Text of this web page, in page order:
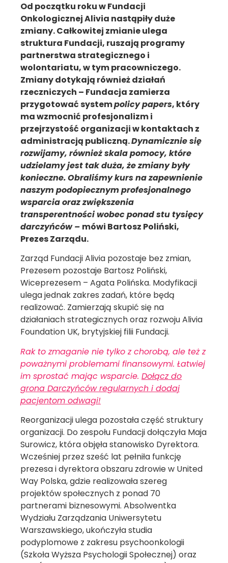
Od początku roku w Fundacji
Onkologicznej Alivia nastąpiły duże
zmiany. Całkowitej zmianie ulega
struktura Fundacji, ruszają programy
partnerstwa strategicznego i
wolontariatu, w tym pracowniczego.
Zmiany dotykają również działań
rzeczniczych – Fundacja zamierza
przygotować systempolicy papers, który
ma wzmocnić profesjonalizm i
przejrzystość organizacji w kontaktach z
administracją publiczną.Dynamicznie się
rozwijamy, również skala pomocy, które
udzielamy jest tak duża, że zmiany były
konieczne.Obraliśmy kurs na zapewnienie
naszym podopiecznym profesjonalnego
wsparcia oraz zwiększenia
transperentności wobec ponad stu tysięcy
darczyńców – mówi Bartosz Poliński,
Prezes Zarządu.
Zarząd Fundacji Alivia pozostaje bez zmian,
Prezesem pozostaje Bartosz Poliński,
Wiceprezesem – Agata Polińska. Modyfikacji
ulega jednak zakres zadań, które będą
realizować. Zamierzają skupić się na
działaniach strategicznych oraz rozwoju Alivia
Foundation UK, brytyjskiej filii Fundacji.
Rak to zmaganie nie tylko z chorobą, ale też z
poważnymi problemami finansowymi. Łatwiej
im sprostać mając wsparcie. Dołącz do
grona Darczyńców regularnych i dodaj
pacjentom odwagi!
Reorganizacji ulega pozostała część struktury
organizacji. Do zespołu Fundacji dołączyła Maja
Surowicz, która objęła stanowisko Dyrektora.
Wcześniej przez sześć lat pełniła funkcję
prezesa i dyrektora obszaru zdrowie w United
Way Polska, gdzie realizowała szereg
projektów społecznych z ponad 70
partnerami biznesowymi. Absolwentka
Wydziału Zarządzania Uniwersytetu
Warszawskiego, ukończyła studia
podyplomowe z zakresu psychoonkologii
(Szkoła Wyższa Psychologii Społecznej) oraz